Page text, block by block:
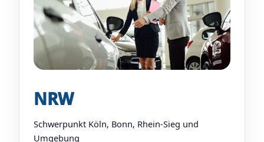
NRW
Schwerpunkt Köln, Bonn, Rhein-Sieg und
Umgebung